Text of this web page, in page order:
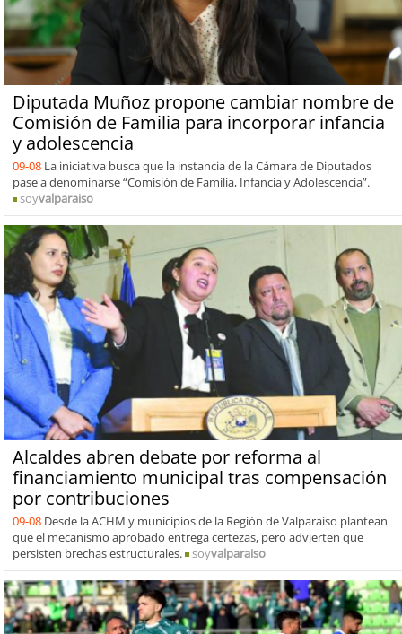
Diputada Muñoz propone cambiar nombre de
Comisión de Familia para incorporar infancia
y adolescencia
09-08 La iniciativa busca que la instancia de la Cámara de Diputados
pase a denominarse “Comisión de Familia, Infancia y Adolescencia”.
soyvalparaiso
Alcaldes abren debate por reforma al
financiamiento municipal tras compensación
por contribuciones
09-08 Desde la ACHM y municipios de la Región de Valparaíso plantean
que el mecanismo aprobado entrega certezas, pero advierten que
persisten brechas estructurales.
soyvalparaiso